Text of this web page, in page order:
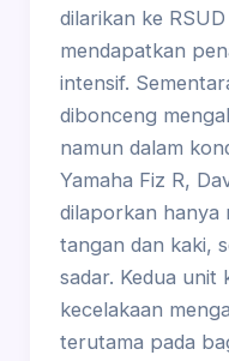
dilarikan ke
mendapatkan
intensif.
dibonceng
namun dalam
Yamaha Fiz R,
dilaporkan hanya
tangan dan kaki,
sadar. Kedua
kecelakaan
terutama pada